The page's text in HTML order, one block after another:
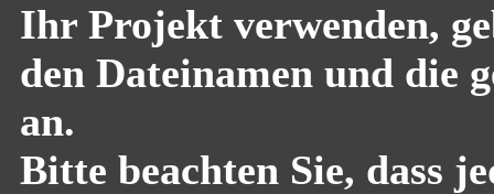
Ihr Projekt verwenden,
den Dateinamen und die
an.
Bitte beachten Sie, dass